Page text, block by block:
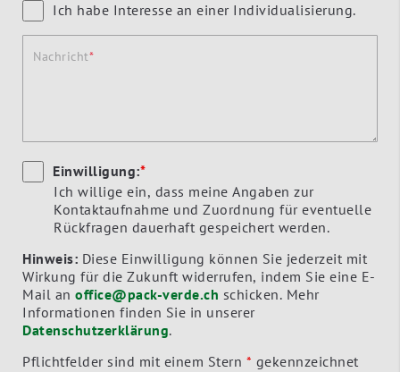
Ich habe Interesse an einer Individualisierung.
Nachricht
Einwilligung:*
Ich willige ein, dass meine Angaben zur
Kontaktaufnahme und Zuordnung für eventuelle
Rückfragen dauerhaft gespeichert werden.
Hinweis: Diese Einwilligung können Sie jederzeit mit
Wirkung für die Zukunft widerrufen, indem Sie eine E-
Mail an office@pack-verde.ch
Informationen finden Sie in unserer
Datenschutzerklärung.
Pflichtfelder sind mit einem Stern * gekennzeichnet